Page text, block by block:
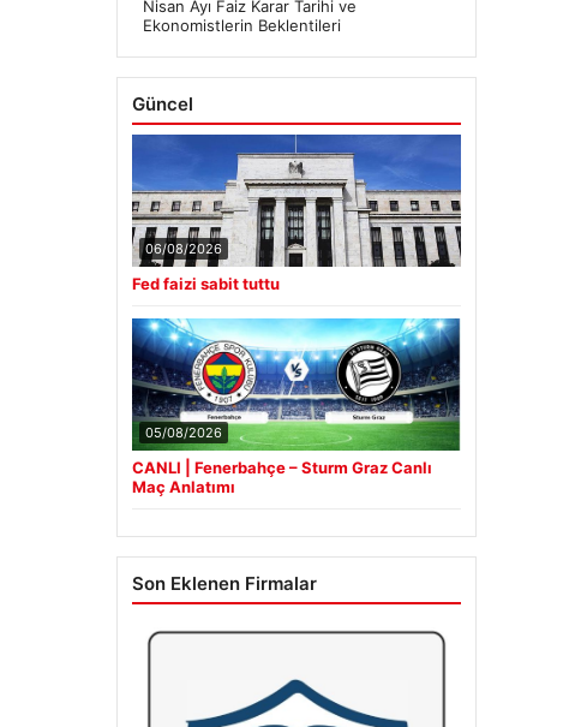
Nisan Ayı Faiz Karar Tarihi ve
Ekonomistlerin Beklentileri
Güncel
06/08/2026
Fed faizi sabit tuttu
05/08/2026
CANLI | Fenerbahçe – Sturm Graz Canlı
Maç Anlatımı
Son Eklenen Firmalar